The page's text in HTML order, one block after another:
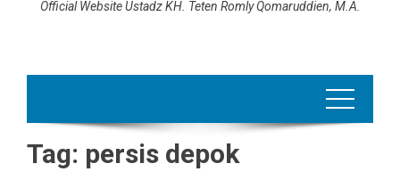
Official Website Ustadz KH. Teten Romly Qomaruddien, M.A.
Tag: persis depok